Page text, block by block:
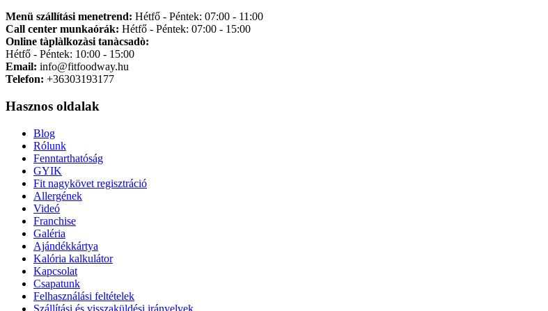
Menü szállítási menetrend: Hétfő - Péntek: 07:00 - 11:00
Call center munkaórák: Hétfő - Péntek: 07:00 - 15:00
Online tàplàlkozàsi tanàcsadò:
Hétfő - Péntek: 10:00 - 15:00
Email: info@fitfoodway.hu
Telefon: +36303193177
Hasznos oldalak
Blog
Rólunk
Fenntarthatóság
GYIK
Fit nagykövet regisztráció
Allergének
Videó
Franchise
Galéria
Ajándékkártya
Kalória kalkulátor
Kapcsolat
Csapatunk
Felhasználási feltételek
Szállítási és visszaküldési irányelvek